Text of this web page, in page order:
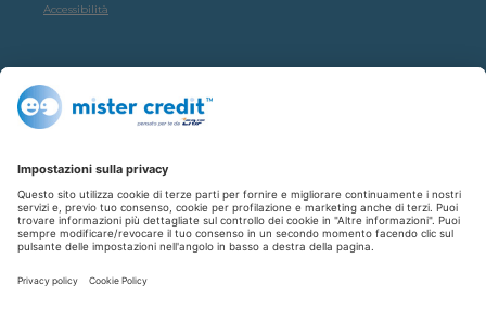
Accessibilità
SOCIAL
Facebook
Youtube
© Copyright 2026 CRIF S.p.A.: via della Beverara, 21 • 40131 Bologna • Italia